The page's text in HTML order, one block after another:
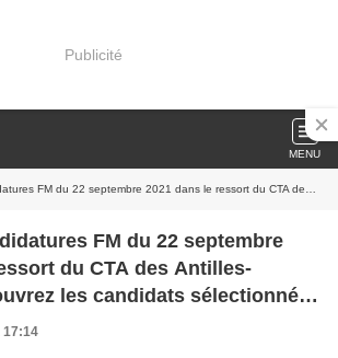
Publicité
MENU
septembre 2021 dans le ressort du CTA des Antilles-Guyane : Découvrez les candidats sélectionnés !
FM du 22 septembre
du CTA des Antilles-
les candidats sélectionnés
17:14